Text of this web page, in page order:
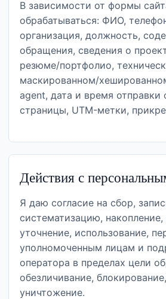
В зависимости от формы
обрабатываться: ФИО,
организация, должность,
обращения, сведения о
резюме/портфолио,
маскированном/
agent, дата и время отправки
страницы, UTM-метки,
Действия с
Я даю согласие на сбор,
систематизацию, накопление,
уточнение, использование,
уполномоченным лицам и
оператора в пределах цели
обезличивание,
уничтожение.